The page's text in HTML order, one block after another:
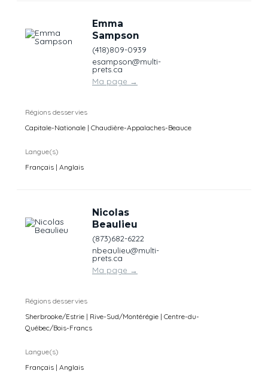
Emma
Sampson
(418)809-0939
esampson@multi-
prets.ca
Ma page →
Régions desservies
Capitale-Nationale | Chaudière-Appalaches-Beauce
Langue(s)
Français | Anglais
Nicolas
Beaulieu
(873)682-6222
nbeaulieu@multi-
prets.ca
Ma page →
Régions desservies
Sherbrooke/Estrie | Rive-Sud/Montérégie | Centre-du-
Québec/Bois-Francs
Langue(s)
Français | Anglais